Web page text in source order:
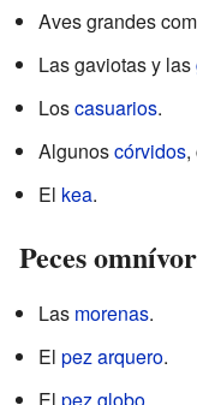
Aves grandes
Las gaviotas y las
Loscasuarios.
Algunoscórvidos,
El kea.
Peces
Las morenas.
El pez arquero.